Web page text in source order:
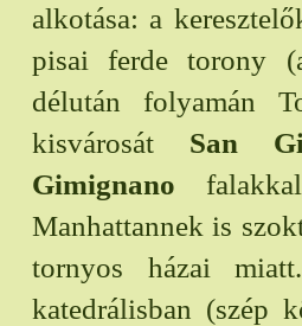
alkotása: a
pisai ferde torony
délután folyamán
kisvárosát San
Gimignano
Manhattannek is
tornyos házai
katedrálisban (szép